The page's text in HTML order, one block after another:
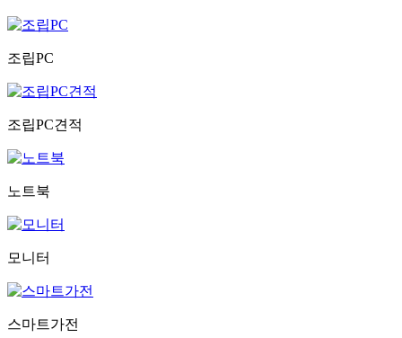
조립PC
조립PC견적
노트북
모니터
스마트가전